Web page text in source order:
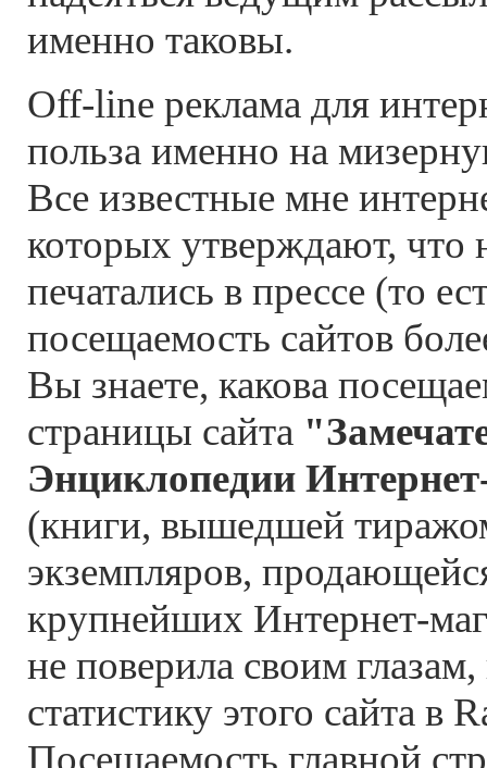
именно таковы.
Off-line реклама для
польза именно на
Все известные мне
которых утверждают, что
печатались в прессе (то
посещаемость сайтов
Вы знаете, какова
страницы сайта
Энциклопедии
(книги, вышедшей
экземпляров,
крупнейших Интернет-
не поверила своим
статистику этого сайта в
Посещаемость главной